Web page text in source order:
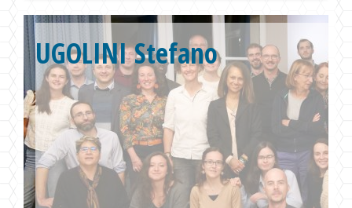
Les membres
Séminaires
Publications
Projets de recherche
Formations
Chaire UNESCO
UGOLINI Stefano